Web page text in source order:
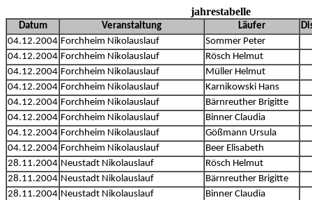
jahrestabelle
Datum Veranstaltung Läufer
04.12.2004 Forchheim Nikolauslauf
Sommer Peter
04.12.2004 Forchheim Nikolauslauf
Rösch Helmut
04.12.2004 Forchheim Nikolauslauf
Müller Helmut
04.12.2004 Forchheim Nikolauslauf
Karnikowski Hans
04.12.2004 Forchheim Nikolauslauf
Bärnreuther Brigitte
04.12.2004 Forchheim Nikolauslauf
Binner Claudia
04.12.2004 Forchheim Nikolauslauf
Gößmann Ursula
04.12.2004 Forchheim Nikolauslauf
Beer Elisabeth
28.11.2004 Neustadt Nikolauslauf
Rösch Helmut
28.11.2004 Neustadt Nikolauslauf
Bärnreuther Brigitte
28.11.2004 Neustadt Nikolauslauf
Binner Claudia